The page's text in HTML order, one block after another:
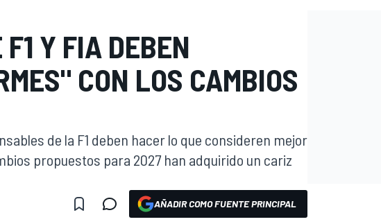
Y FIA DEBEN
CON LOS CAMBIOS
de la F1 deben hacer lo que consideren mejor
propuestos para 2027 han adquirido un cariz
AÑADIR COMO FUENTE PRINCIPAL